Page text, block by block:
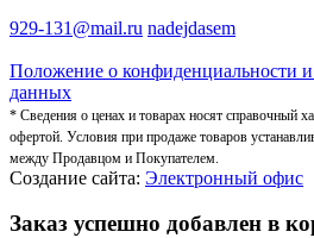
929-131@mail.ru nadejdasem
Положение о конфиденциальности
данных
* Сведения о ценах и товарах носят справочный
офертой. Условия при продаже товаров
между Продавцом и Покупателем.
Создание сайта: Электронный офис
Заказ успешно добавлен в